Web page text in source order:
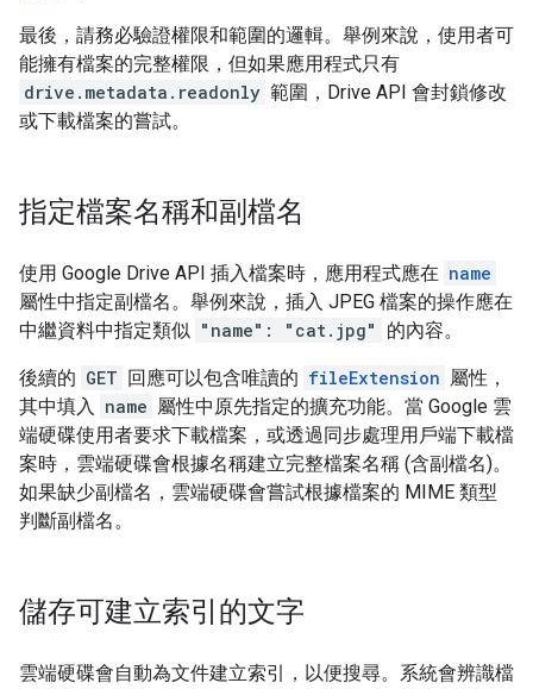
最後，請務必驗證權限和範圍的邏輯。舉例來說，使用者可
能擁有檔案的完整權限，但如果應用程式只有
drive.metadata.readonly 範圍，Drive API 會封鎖修改
或下載檔案的嘗試。
指定檔案名稱和副檔名
使用 Google Drive API 插入檔案時，應用程式應在 name
屬性中指定副檔名。舉例來說，插入 JPEG 檔案的操作應在
中繼資料中指定類似 "name": "cat.jpg" 的內容。
後續的 GET 回應可以包含唯讀的 fileExtension 屬性，
其中填入 name 屬性中原先指定的擴充功能。當 Google 雲
端硬碟使用者要求下載檔案，或透過同步處理用戶端下載檔
案時，雲端硬碟會根據名稱建立完整檔案名稱 (含副檔名)。
如果缺少副檔名，雲端硬碟會嘗試根據檔案的 MIME 類型
判斷副檔名。
儲存可建立索引的文字
雲端硬碟會自動為文件建立索引，以便搜尋。系統會辨識檔